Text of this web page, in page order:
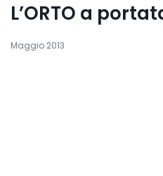
L’ORTO a
Maggio 2013